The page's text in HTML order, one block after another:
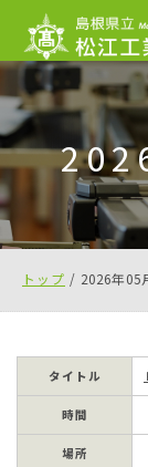
このページの本文へ
現
在
トップ / 2026年05
タイトル
時間
場所